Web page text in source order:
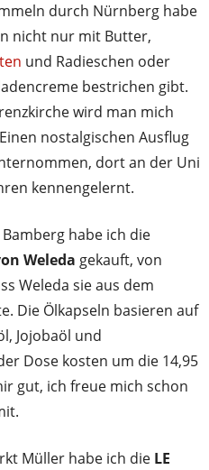
durch Nürnberg habe
nicht nur mit Butter,
und Radieschen oder
bestrichen gibt.
wird man mich
nostalgischen Ausflug
dort an der Uni
kennengelernt.
habe ich die
Weleda gekauft, von
Weleda sie aus dem
Die Ölkapseln basieren auf
Jojobaöl und
Dose kosten um die 14,95
gut, ich freue mich schon
Müller habe ich die LE